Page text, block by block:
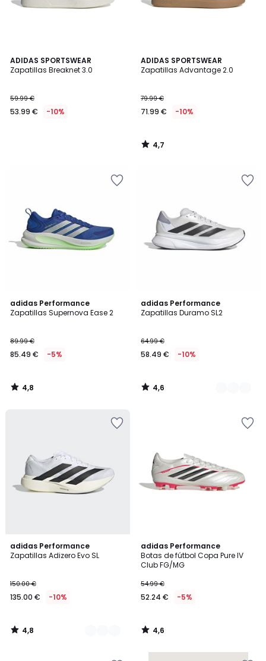
ADIDAS SPORTSWEAR
Zapatillas Breaknet 3.0
59.99 €
53.99 € -10%
ADIDAS SPORTSWEAR
Zapatillas Advantage 2.0
79.99 €
71.99 € -10%
4,7
/ 5
4,7
/
adidas Performance
Zapatillas Supernova Ease 2
89.99 €
85.49 € -5%
4,8
/ 5
4,8
/
adidas Performance
Zapatillas Duramo SL2
64.99 €
58.49 € -10%
4,6
/ 5
2
Colores
4,6
/
adidas Performance
Zapatillas Adizero Evo SL
150.00 €
135.00 € -10%
4,8
/ 5
3
Colores
4,8
/
adidas Performance
Botas de fútbol Copa Pure IV
Club FG/MG
54.99 €
52.24 € -5%
4,6
/ 5
4,6
/